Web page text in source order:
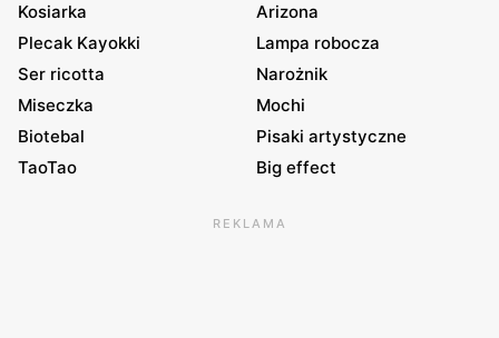
Kosiarka
Arizona
Plecak Kayokki
Lampa robocza
Ser ricotta
Narożnik
Miseczka
Mochi
Biotebal
Pisaki artystyczne
TaoTao
Big effect
REKLAMA